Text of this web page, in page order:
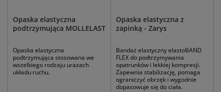
Opaska elastyczna
podtrzymująca MOLLELAST
Opaska elastyczna
podtrzymująca stosowana we
wszelkiego rodzaju urazach
układu ruchu.
Opaska elastyczna z
zapinką - Zarys
Bandaż elastyczny elastoBAND
FLEX do podtrzymywania
opatrunków i lekkiej kompresji.
Zapewnia stabilizację, pomaga
ograniczyć obrzęk i wygodnie
dopasowuje się do ciała.